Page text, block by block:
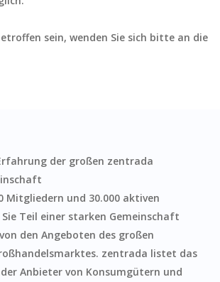
sein, wenden Sie sich bitte an die
der großen zentrada
Mitgliedern und 30.000 aktiven
Teil einer starken Gemeinschaft
den Angeboten des großen
zentrada listet das
Anbieter von Konsumgütern und